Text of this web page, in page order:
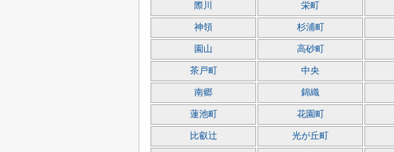
際川 栄町
神領 杉浦町
園山 高砂町
茶戸町 中央
南郷 錦織
蓮池町 花園町
比叡辻 光が丘町